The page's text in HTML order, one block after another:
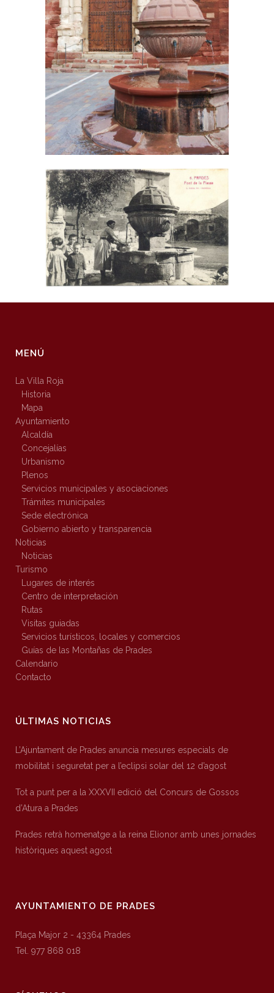
MENÚ
La Villa Roja
Historia
Mapa
Ayuntamiento
Alcaldía
Concejalías
Urbanismo
Plenos
Servicios municipales y asociaciones
Trámites municipales
Sede electrónica
Gobierno abierto y transparencia
Noticias
Noticias
Turismo
Lugares de interés
Centro de interpretación
Rutas
Visitas guiadas
Servicios turísticos, locales y comercios
Guías de las Montañas de Prades
Calendario
Contacto
ÚLTIMAS NOTICIAS
L’Ajuntament de Prades anuncia mesures especials de
mobilitat i seguretat per a l’eclipsi solar del 12 d’agost
Tot a punt per a la XXXVII edició del Concurs de Gossos
d’Atura a Prades
Prades retrà homenatge a la reina Elionor amb unes jornades
històriques aquest agost
AYUNTAMIENTO DE PRADES
Plaça Major 2 - 43364 Prades
Tel. 977 868 018